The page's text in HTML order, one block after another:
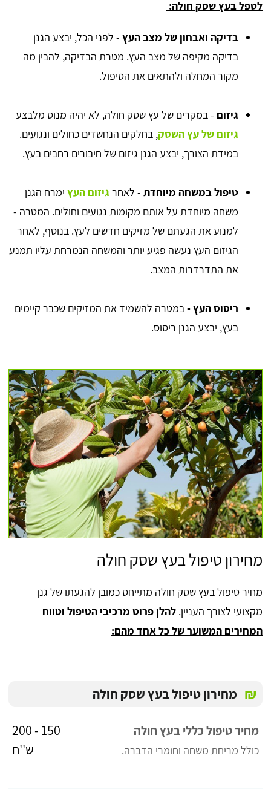
לטפל בעץ שסק חולה:
בדיקה ואבחון של מצב העץ - לפני הכל, יבצע הגנן
בדיקה מקיפה של מצב העץ. מטרת הבדיקה, להבין מה
מקור המחלה ולהתאים את הטיפול.
גיזום - במקרים של עץ שסק חולה, לא יהיה מנוס מלבצע
גיזום של עץ השסק, בחלקים הנחשדים כחולים ונגועים.
במידת הצורך, יבצע הגנן גיזום של חיבורים רחבים בעץ.
טיפול במשחה מיוחדת - לאחר גיזום העץ ימרח הגנן
משחה מיוחדת על אותם מקומות נגועים וחולים. המטרה -
למנוע את הגעתם של מזיקים חדשים לעץ. בנוסף, לאחר
הגיזום העץ נעשה פגיע יותר והמשחה הנמרחת עליו תמנע
את התדרדרות המצב.
ריסוס העץ -במטרה להשמיד את המזיקים שכבר קיימים
בעץ, יבצע הגנן ריסוס.
מחירון טיפול בעץ שסק חולה
מחיר טיפול בעץ שסק חולה מתייחס כמובן להגעתו של גנן
מקצועי לצורך העניין. להלן פרוט מרכיבי הטיפול וטווח
המחירים המשוער של כל אחד מהם:
₪ מחירון טיפול בעץ שסק חולה
מחיר טיפול כללי בעץ חולה
כולל מריחת משחה וחומרי הדברה.
150 - 200
ש''ח